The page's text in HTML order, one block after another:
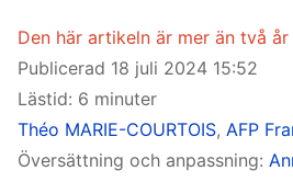
Den här artikeln är mer än två år
Publicerad 18 juli 2024 15:52
Lästid: 6 minuter
Théo MARIE-COURTOIS, AFP
Översättning och anpassning: